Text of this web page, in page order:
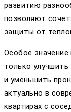
развитию
позволяют
защиты от
Особое
только
и уменьшить
актуально в
квартирах с